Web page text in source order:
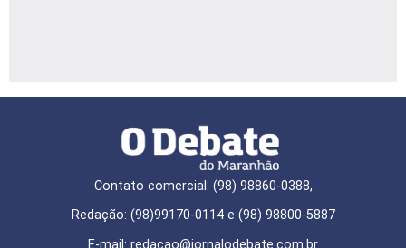
Contato comercial: (98) 98860-0388,
Redação: (98)99170-0114 e (98) 98800-5887
E-mail: redaçao@jornalodebate.com.br